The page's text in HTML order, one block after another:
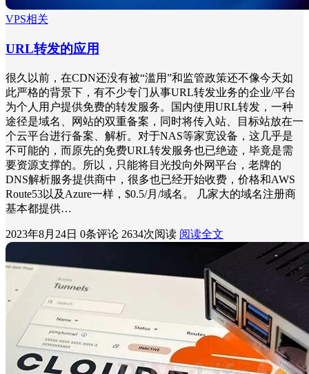
VPS相关
URL转发的应用
很久以前，在CDN还没有被“滥用”和监管政策还不像今天如
此严格的背景下，有不少专门从事URL转发业务的企业/平台
为个人用户提供免费的转发服务。国内使用URL转发，一种
途径是域名、网站的双重备案，同时将传入站、目标站放在一
个云平台进行备案、解析。对于NAS等家宽设备，这几乎是
不可能的，而原先的免费URL转发服务也已绝迹，毕竟是需
要资源支撑的。所以，只能将目光投向外网平台，老牌的
DNS解析服务提供商中，很多也已经开始收费，价格和AWS
Route53以及Azure一样，$0.5/月/域名。 几家大的域名注册商
基本都提供…
2023年8月24日 0条评论 2634次阅读 阅读全文